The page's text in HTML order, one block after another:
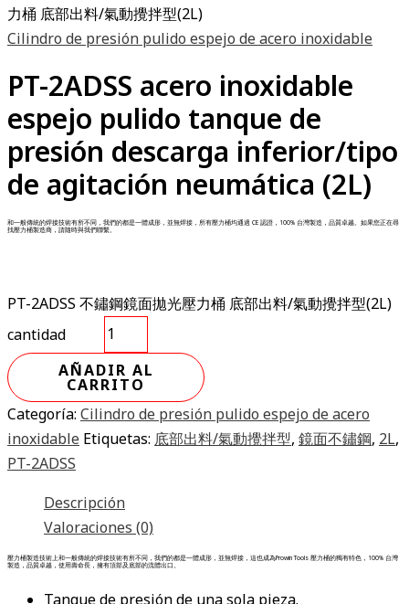
力桶 底部出料/氣動攪拌型(2L)
Cilindro de presión pulido espejo de acero inoxidable
PT-2ADSS acero inoxidable
espejo pulido tanque de
presión descarga inferior/tipo
de agitación neumática (2L)
和一般傳統的焊接技術有所不同，我們的都是一體成形，並無焊接，所有壓力桶均通過 CE 認證，100% 台灣製造，品質卓越。如果您正在尋
找壓力桶製造商，請隨時與我們聯繫。
PT-2ADSS 不鏽鋼鏡面拋光壓力桶 底部出料/氣動攪拌型(2L)
cantidad
AÑADIR AL
CARRITO
Categoría: Cilindro de presión pulido espejo de acero
inoxidable Etiquetas: 底部出料/氣動攪拌型, 鏡面不鏽鋼, 2L,
PT-2ADSS
Descripción
Valoraciones (0)
壓力桶製造技術上和一般傳統的焊接技術有所不同，我們的都是一體成形，並無焊接，這也成為Prowin Tools 壓力桶的獨有特色，100% 台灣
製造，品質卓越，使用壽命長，擁有頂部及底部的流體出口。
Tanque de presión de una sola pieza.